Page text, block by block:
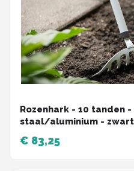
Rozenhark - 10 tanden
staal/aluminium -
€ 83,25